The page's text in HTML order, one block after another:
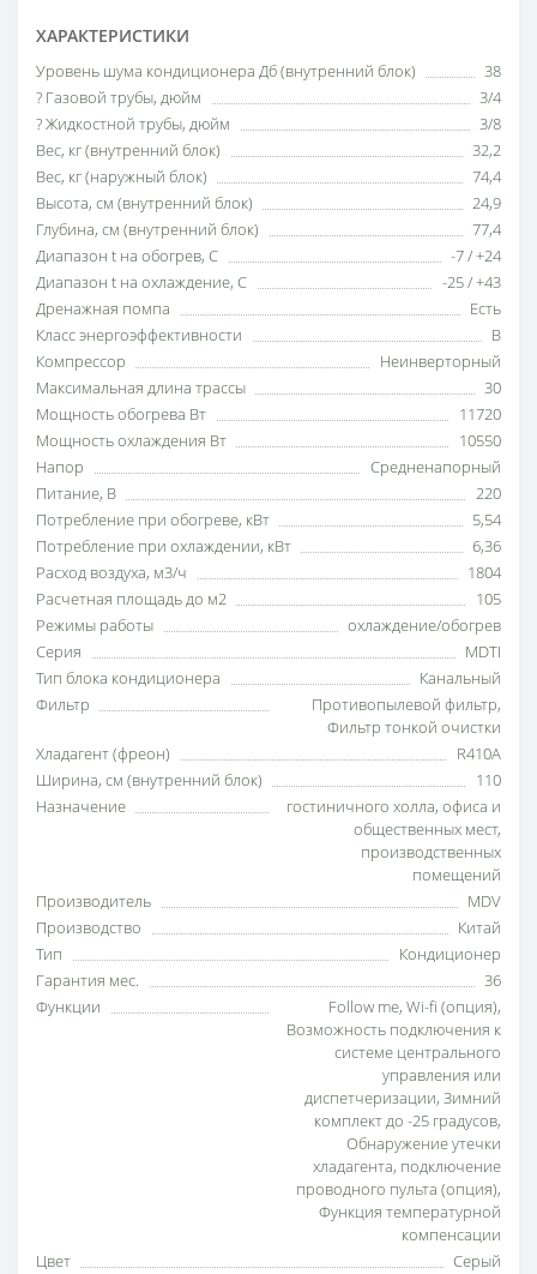
ХАРАКТЕРИСТИКИ
Уровень шума кондиционера Дб (внутренний блок)
38
? Газовой трубы, дюйм
3/4
? Жидкостной трубы, дюйм
3/8
Вес, кг (внутренний блок)
32,2
Вес, кг (наружный блок)
74,4
Высота, см (внутренний блок)
24,9
Глубина, см (внутренний блок)
77,4
Диапазон t на обогрев, С
-7 / +24
Диапазон t на охлаждение, С
-25 / +43
Дренажная помпа
Есть
Класс энергоэффективности
В
Компрессор
Неинверторный
Максимальная длина трассы
30
Мощность обогрева Вт
11720
Мощность охлаждения Вт
10550
Напор
Средненапорный
Питание, В
220
Потребление при обогреве, кВт
5,54
Потребление при охлаждении, кВт
6,36
Расход воздуха, м3/ч
1804
Расчетная площадь до м2
105
Режимы работы
охлаждение/обогрев
Серия
MDTI
Тип блока кондиционера
Канальный
Фильтр
Противопылевой фильтр,
Фильтр тонкой очистки
Хладагент (фреон)
R410A
Ширина, см (внутренний блок)
110
Назначение
гостиничного холла, офиса и
общественных мест,
производственных
помещений
Производитель
MDV
Производство
Китай
Тип
Кондиционер
Гарантия мес.
36
Функции
Follow me, Wi-fi (опция),
Возможность подключения к
системе центрального
управления или
диспетчеризации, Зимний
комплект до -25 градусов,
Обнаружение утечки
хладагента, подключение
проводного пульта (опция),
Функция температурной
компенсации
Цвет
Серый